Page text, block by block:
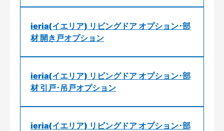
ieria(イエリア) リビングドア オプション･部
材 開き戸オプション
ieria(イエリア) リビングドア オプション･部
材 引戸･吊戸オプション
ieria(イエリア) リビングドア オプション･部